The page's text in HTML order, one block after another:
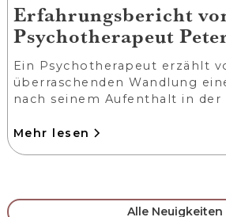
Erfahrungsbericht
Psychotherapeut
Ein Psychotherapeut erzählt
überraschenden Wandlung
nach seinem Aufenthalt in der
Mehr lesen
Alle Neuigkeiten